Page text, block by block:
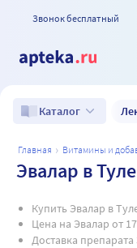
Звонок бесплатный
Каталог
главная витамины и
Эвалар в Туле
Купить Эвалар в
Цена на Эвалар от
Доставка препарата